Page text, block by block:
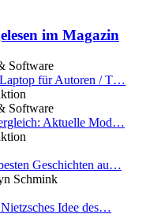
im Magazin
Software
für Autoren / T…
Software
Aktuelle Mod…
Geschichten au…
Schmink
Idee des…